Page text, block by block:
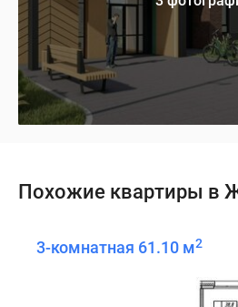
Похожие квартиры в
3-комнатная 61.10 м2